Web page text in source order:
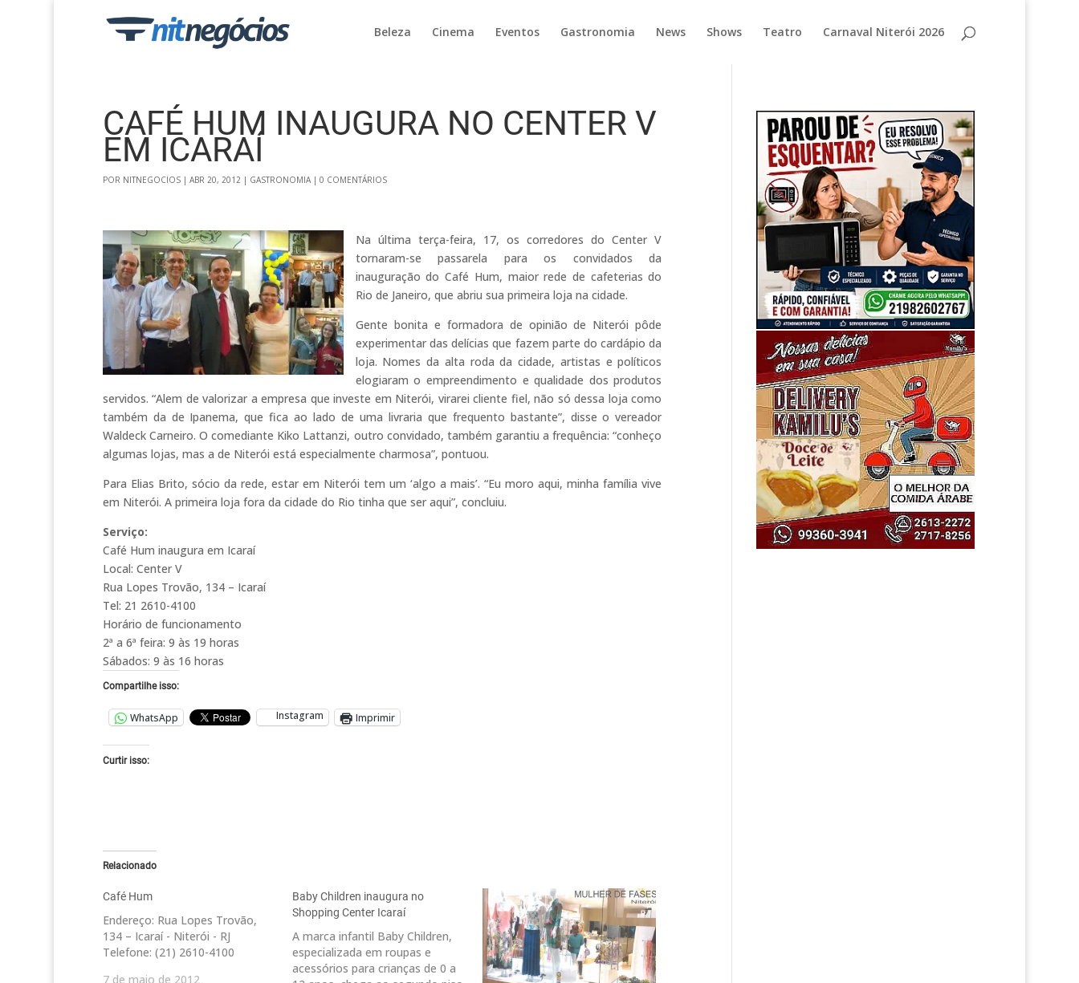
Beleza Cinema Eventos Gastronomia News Shows Teatro Carnaval Niterói 2026
CAFÉ HUM INAUGURA NO CENTER V
EM ICARAÍ
POR NITNEGOCIOS| ABR 20, 2012| GASTRONOMIA| 0 COMENTÁRIOS
Na última terça-feira, 17, os corredores do Center V
tornaram-se passarela para os convidados da
inauguração do Café Hum, maior rede de cafeterias do
Rio de Janeiro, que abriu sua primeira loja na cidade.
Gente bonita e formadora de opinião de Niterói pôde
experimentar das delícias que fazem parte do cardápio da
loja. Nomes da alta roda da cidade, artistas e políticos
elogiaram o empreendimento e qualidade dos produtos
servidos. “Alem de valorizar a empresa que investe em Niterói, virarei cliente fiel, não só dessa loja como
também da de Ipanema, que fica ao lado de uma livraria que frequento bastante”, disse o vereador
Waldeck Carneiro. O comediante Kiko Lattanzi, outro convidado, também garantiu a frequência: “conheço
algumas lojas, mas a de Niterói está especialmente charmosa”, pontuou.
Para Elias Brito, sócio da rede, estar em Niterói tem um ‘algo a mais’. “Eu moro aqui, minha família vive
em Niterói. A primeira loja fora da cidade do Rio tinha que ser aqui”, concluiu.
Serviço:
Café Hum inaugura em Icaraí
Local: Center V
Rua Lopes Trovão, 134 – Icaraí
Tel: 21 2610-4100
Horário de funcionamento
2ª a 6ª feira: 9 às 19 horas
Sábados: 9 às 16 horas
Compartilhe isso:
WhatsApp Instagram Imprimir
Curtir isso:
Relacionado
Café Hum
Endereço: Rua Lopes Trovão,
134 – Icaraí - Niterói - RJ
Telefone: (21) 2610-4100
7 de maio de 2012
Baby Children inaugura no
Shopping Center Icaraí
A marca infantil Baby Children,
especializada em roupas e
acessórios para crianças de 0 a